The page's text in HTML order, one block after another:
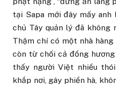
tại Sapa mới đây mấy
chủ Tây quản lý đã không
Thậm chí có một nhà
còn từ chối cả đồng
thấy người Việt nhiều
khắp nơi, gây phiền hà,